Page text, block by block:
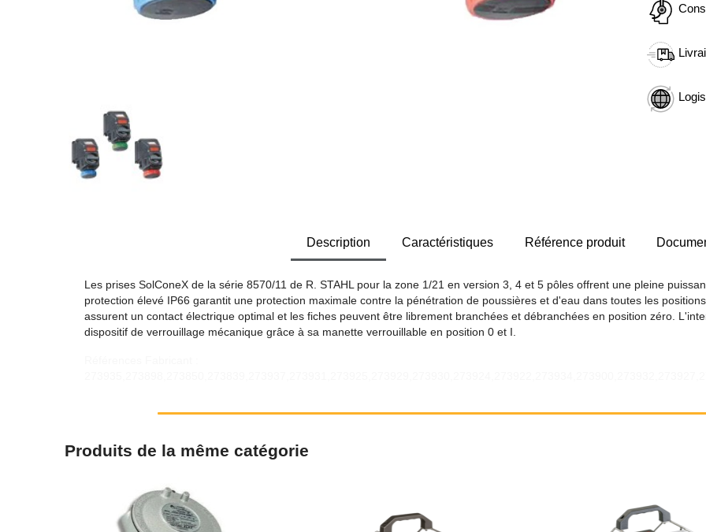
Description Caractéristiques Référence produit
Les prises SolConeX de la série 8570/11 de R. STAHL pour la zone 1/21 en version 3, 4 et 5 pôles offrent une pleine
protection élevé IP66 garantit une protection maximale contre la pénétration de poussières et d'eau dans toutes les
assurent un contact électrique optimal et les fiches peuvent être librement branchées et débranchées en position zéro.
dispositif de verrouillage mécanique grâce à sa manette verrouillable en position 0 et I.
Produits de la même catégorie